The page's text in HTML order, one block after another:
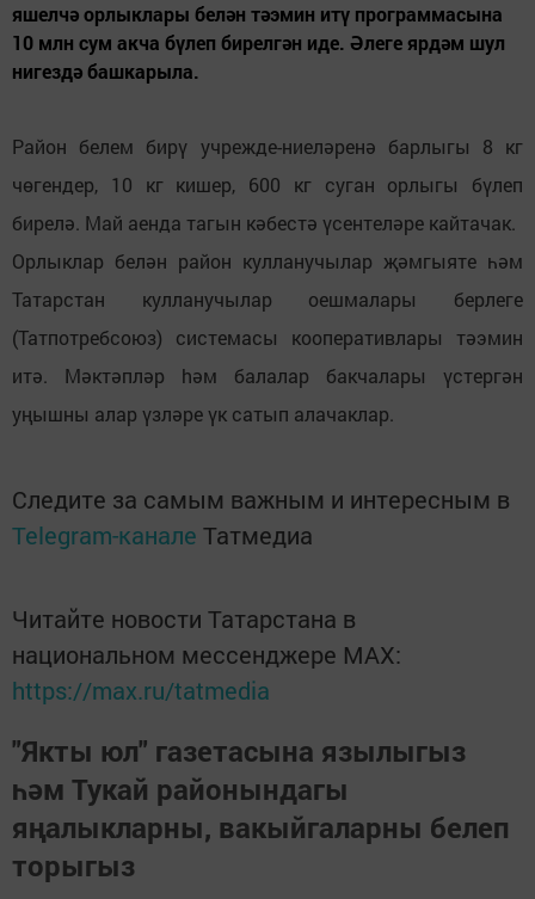
яшелчә орлыклары белән тәэмин итү программасына
10 млн сум акча бүлеп бирелгән иде. Әлеге ярдәм шул
нигездә башкарыла.
Район белем бирү учрежде-ниеләренә барлыгы 8 кг
чөгендер, 10 кг кишер, 600 кг суган орлыгы бүлеп
бирелә. Май аенда тагын кәбестә үсентеләре кайтачак.
Орлыклар белән район кулланучылар җәмгыяте һәм
Татарстан кулланучылар оешмалары берлеге
(Татпотребсоюз) системасы кооперативлары тәэмин
итә. Мәктәпләр hәм балалар бакчалары үстергән
уңышны алар үзләре үк сатып алачаклар.
Следите за самым важным и интересным в
Telegram-канале Татмедиа
Читайте новости Татарстана в
национальном мессенджере MАХ:
https://max.ru/tatmedia
"Якты юл" газетасына язылыгыз
һәм Тукай районындагы
яңалыкларны, вакыйгаларны белеп
торыгыз